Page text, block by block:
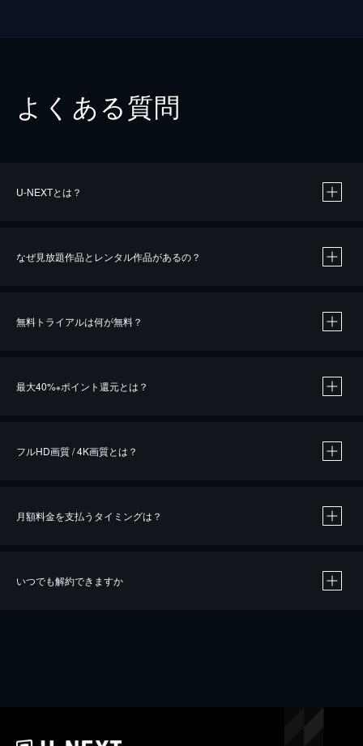
よくある質問
U-NEXTとは？
なぜ見放題作品とレンタル作品があるの？
無料トライアルは何が無料？
最大40%※ポイント還元とは？
※40％ポイント還元の対象は、クレジットカード決済による作品の購入 / レンタルです。
iOSアプリのUコイン決済による作品の購入 / レンタルは、20％のポイント還元です。
フルHD画質 / 4K画質とは？
月額料金を支払うタイミングは？
いつでも解約できますか